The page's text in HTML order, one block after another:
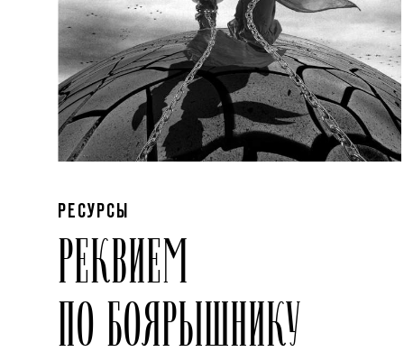
РЕСУРСЫ
РЕКВИЕМ
ПО БОЯРЫШНИКУ